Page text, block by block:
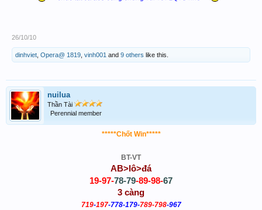
26/10/10
dinhviet Opera@ 1819 vinh001 and 9 others like this.
nuilua
Thần Tài
Perennial member
*****Chốt Win*****
BT-VT
AB>lô>đá
19-97-78-79-89-98-67
3 càng
719-197-778-179-789-798-967